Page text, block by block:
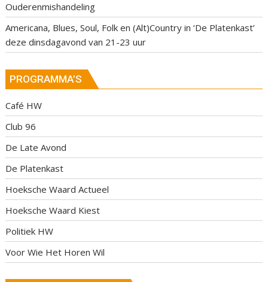
Ouderenmishandeling
Americana, Blues, Soul, Folk en (Alt)Country in ‘De Platenkast’
deze dinsdagavond van 21-23 uur
PROGRAMMA’S
Café HW
Club 96
De Late Avond
De Platenkast
Hoeksche Waard Actueel
Hoeksche Waard Kiest
Politiek HW
Voor Wie Het Horen Wil